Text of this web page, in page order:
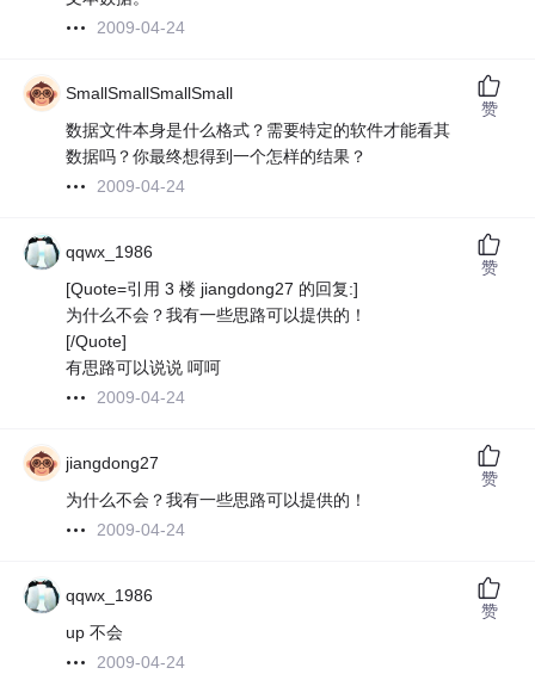
2009-04-24
SmallSmallSmallSmall
数据文件本身是什么格式？需要特定的软件才能看其
数据吗？你最终想得到一个怎样的结果？
2009-04-24
赞
qqwx_1986
[Quote=引用 3 楼 jiangdong27 的回复:]
为什么不会？我有一些思路可以提供的！
[/Quote]
有思路可以说说 呵呵
2009-04-24
赞
jiangdong27
为什么不会？我有一些思路可以提供的！
2009-04-24
赞
qqwx_1986
up 不会
2009-04-24
赞